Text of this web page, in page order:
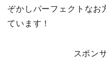
ぞかしパーフェクトなお
ています！
スポン